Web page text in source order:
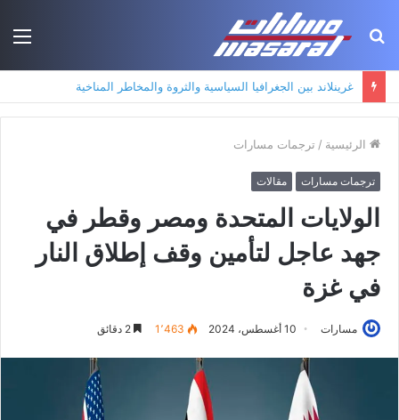
بحث
الرئيسية / ترجمات مسارات
ترجمات مسارات مقالات
الولايات المتحدة ومصر وقطر في
جهد عاجل لتأمين وقف إطلاق النار
في غزة
مسارات 10 أغسطس، 2024 1٬463